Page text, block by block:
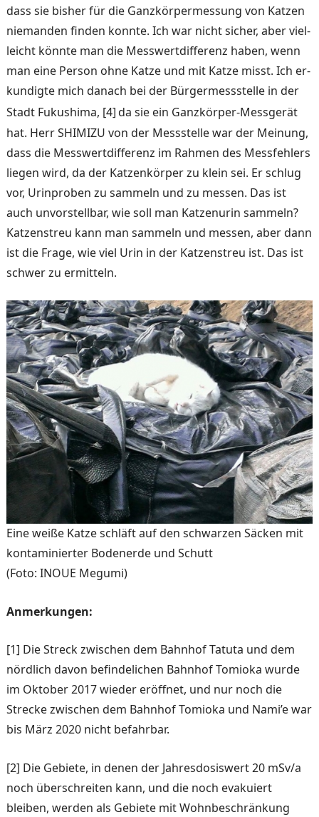
dass sie bisher für die Ganz­körpermessung von Katzen
niemanden finden konnte. Ich war nicht sicher, aber viel­
leicht könnte man die Mess­wertdifferenz haben, wenn
man eine Person ohne Katze und mit Katze misst. Ich er­
kundigte mich danach bei der Bürgermessstelle in der
Stadt Fukushima, [4]da sie ein Ganz­körper-Messgerät
hat. Herr SHIMIZU von der Messstelle war der Meinung,
dass die Messwertdifferenz im Rah­men des Messfehlers
liegen wird, da der Katzenkörper zu klein sei. Er schlug
vor, Urin­proben zu sammeln und zu messen. Das ist
auch unvor­stellbar, wie soll man Katzen­urin sammeln?
Katzenstreu kann man sammeln und mes­sen, aber dann
ist die Frage, wie viel Urin in der Katzen­streu ist. Das ist
schwer zu ermitteln.
Eine weiße Katze schläft auf den schwarzen Säcken mit
kontaminierter Bodenerde und Schutt
(Foto: INOUE Megumi)
Anmerkungen:
[1] Die Streck zwischen dem Bahnhof Tatuta und dem
nördlich davon befindelichen Bahnhof Tomioka wurde
im Oktober 2017 wieder eröffnet, und nur noch die
Strecke zwischen dem Bahnhof Tomioka und Nami’e war
bis März 2020 nicht befahrbar.
[2] Die Gebiete, in denen der Jah­resdosiswert 20 mSv/a
noch über­schreiten kann, und die noch eva­kuiert
bleiben, werden als Gebiete mit Wohnbeschränkung